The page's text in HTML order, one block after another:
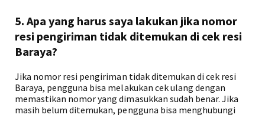
5. Apa yang harus saya lakukan jika nomor
resi pengiriman tidak ditemukan di cek resi
Baraya?
Jika nomor resi pengiriman tidak ditemukan di cek resi
Baraya, pengguna bisa melakukan cek ulang dengan
memastikan nomor yang dimasukkan sudah benar. Jika
masih belum ditemukan, pengguna bisa menghubungi